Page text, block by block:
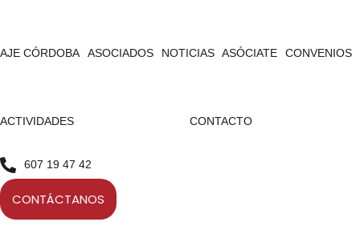
AJE CÓRDOBA ASOCIADOS NOTICIAS ASÓCIATE CONVENIOS
ACTIVIDADES CONTACTO
607 19 47 42
CONTÁCTANOS